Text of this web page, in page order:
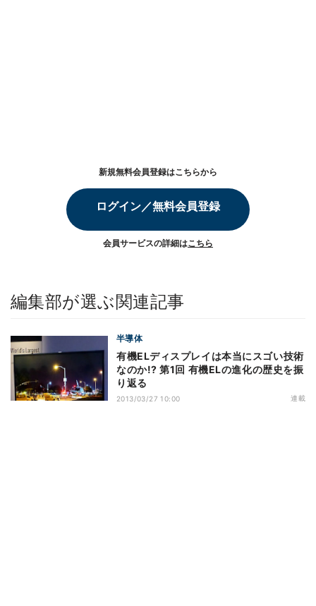
新規無料会員登録はこちらから
ログイン／無料会員登録
会員サービスの詳細はこちら
編集部が選ぶ関連記事
半導体
有機ELディスプレイは本当にスゴい技術
なのか!? 第1回 有機ELの進化の歴史を振
り返る
2013/03/27 10:00 連載